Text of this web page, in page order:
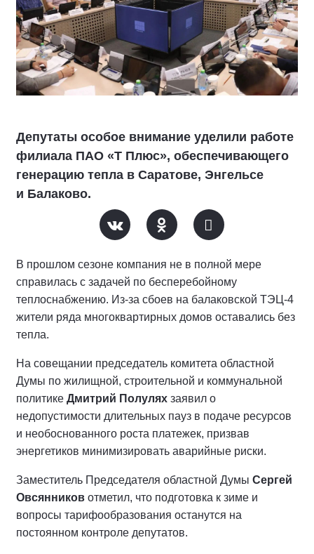
Депутаты особое внимание уделили работе
филиала ПАО «Т Плюс», обеспечивающего
генерацию тепла в Саратове, Энгельсе
и Балаково.
В прошлом сезоне компания не в полной мере
справилась с задачей по бесперебойному
теплоснабжению. Из-за сбоев на балаковской ТЭЦ-4
жители ряда многоквартирных домов оставались без
тепла.
На совещании председатель комитета областной
Думы по жилищной, строительной и коммунальной
политике Дмитрий Полулях заявил о
недопустимости длительных пауз в подаче ресурсов
и необоснованного роста платежек, призвав
энергетиков минимизировать аварийные риски.
Заместитель Председателя областной Думы Сергей
Овсянников отметил, что подготовка к зиме и
вопросы тарифообразования останутся на
постоянном контроле депутатов.